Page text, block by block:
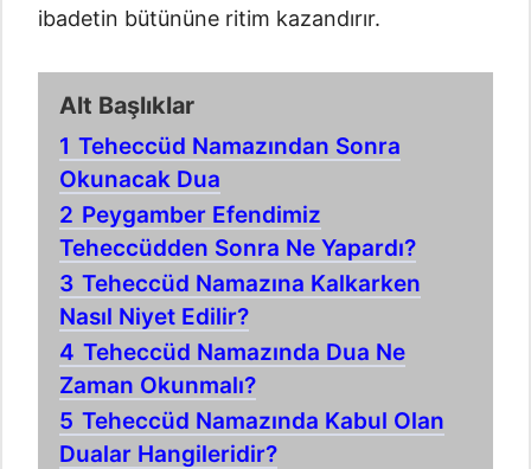
ibadetin bütününe ritim kazandırır.
Alt Başlıklar
1 Teheccüd Namazından Sonra
Okunacak Dua
2 Peygamber Efendimiz
Teheccüdden Sonra Ne Yapardı?
3 Teheccüd Namazına Kalkarken
Nasıl Niyet Edilir?
4 Teheccüd Namazında Dua Ne
Zaman Okunmalı?
5 Teheccüd Namazında Kabul Olan
Dualar Hangileridir?